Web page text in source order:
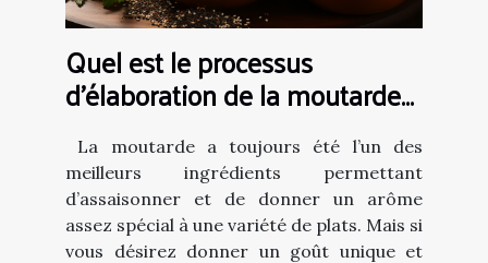
Quel est le processus
d’élaboration de la moutarde
La moutarde a toujours été l’un des
meilleurs ingrédients permettant
d’assaisonner et de donner un arôme
assez spécial à une variété de plats. Mais si
vous désirez donner un goût unique et